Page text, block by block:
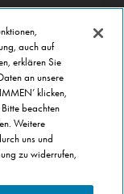
auch auf
erklären Sie
an unsere
klicken,
beachten
Weitere
uns und
zu widerrufen,